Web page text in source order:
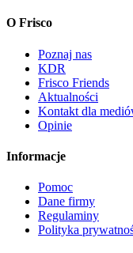
O Frisco
Poznaj nas
KDR
Frisco Friends
Aktualności
Kontakt dla
Opinie
Informacje
Pomoc
Dane firmy
Regulaminy
Polityka